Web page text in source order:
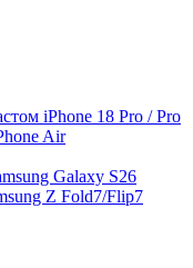
iPhone 18 Pro / Pro
Air
Galaxy S26
Z Fold7/Flip7